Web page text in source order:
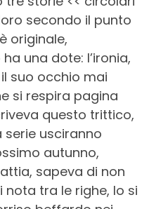
secondo il punto
originale,
una dote: l’ironia,
suo occhio mai
si respira pagina
questo trittico,
serie usciranno
autunno,
sapeva di non
nota tra le righe, lo si